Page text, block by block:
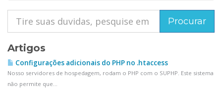
Artigos
Configurações adicionais do PHP no .htaccess
Nosso servidores de hospedagem, rodam o PHP com o SUPHP. Este sistema
não permite que...